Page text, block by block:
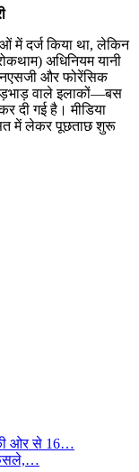
में दर्ज किया था, लेकिन
अधिनियम यानी
और फोरेंसिक
वाले इलाकों—बस
दी गई है। मीडिया
में लेकर पूछताछ शुरू
ओर से 16…
फैसले,…